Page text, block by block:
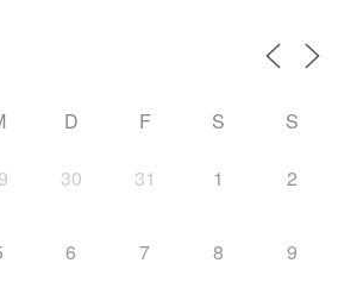
– 1996
D F S S
30 31 1 2
6 7 8 9